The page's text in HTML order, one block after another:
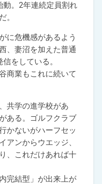
動。2年連続定員割れ
。
に危機感があるよう
、妻沼を加えた普通
をしている。
商業もこれに続いて
共学の進学校があ
ある。ゴルフクラブ
かないがハーフセッ
アンからウエッジ、
、これだけあれば十
完結型」が出来上が